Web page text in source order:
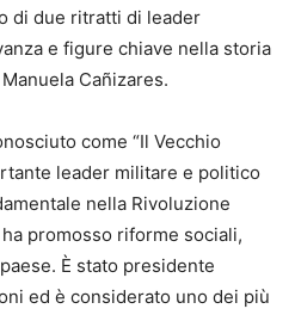
di due ritratti di leader
e figure chiave nella storia
Cañizares.
come “Il Vecchio
leader militare e politico
nella Rivoluzione
promosso riforme sociali,
È stato presidente
ed è considerato uno dei più